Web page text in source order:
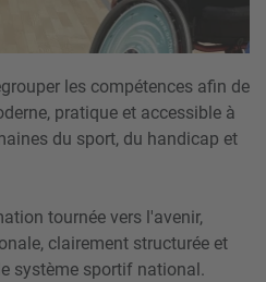
les compétences afin de
pratique et accessible à
du sport, du handicap et
tournée vers l'avenir,
clairement structurée et
système sportif national.